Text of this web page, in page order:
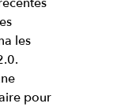
les
pour